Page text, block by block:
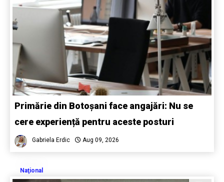
Primărie din Botoșani face angajări: Nu se
cere experiență pentru aceste posturi
Gabriela Erdic Aug 09, 2026
Naţional